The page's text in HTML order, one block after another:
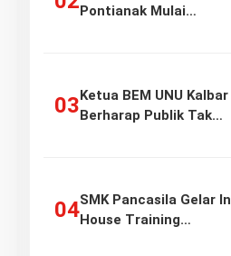
Pontianak Mulai
Ketua BEM UNU Kalbar
Berharap Publik Tak
SMK Pancasila Gelar In
House Training